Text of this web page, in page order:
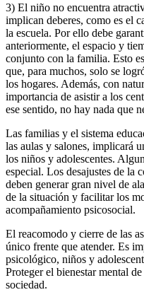
3) El niño no encuentra
implican deberes, como es el
la escuela. Por ello debe
anteriormente, el espacio y
conjunto con la familia. Esto
que, para muchos, solo se
los hogares. Además, con
importancia de asistir a los
ese sentido, no hay nada que
Las familias y el sistema
las aulas y salones, implicará
los niños y adolescentes.
especial. Los desajustes de la
deben generar gran nivel de
de la situación y facilitar los
acompañamiento psicosocial.
El reacomodo y cierre de las
único frente que atender. Es
psicológico, niños y
Proteger el bienestar mental
sociedad.